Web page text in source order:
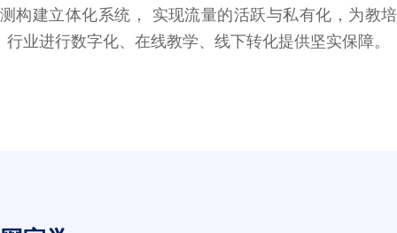
测构建立体化系统， 实现流量的活跃与私有化，为教培
行业进行数字化、在线教学、线下转化提供坚实保障。